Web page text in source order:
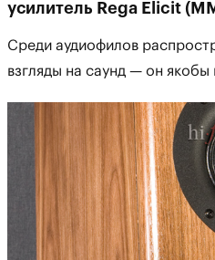
усилитель Rega Elicit
Среди аудиофилов
взгляды на саунд — он